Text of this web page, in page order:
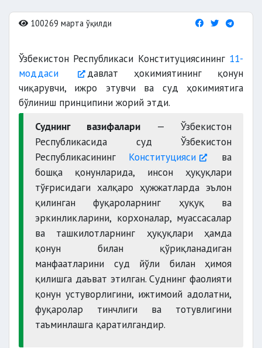
100269 марта ўқилди
Ўзбекистон Республикаси Конституциясининг 11-
моддаси
давлат ҳокимиятининг қонун
чиқарувчи, ижро этувчи ва суд ҳокимиятига
бўлиниш принципини жорий этди.
Суднинг вазифалари — Ўзбекистон
Республикасида суд Ўзбекистон
Республикасининг Конституцияси
ва
бошқа қонунларида, инсон ҳуқуқлари
тўғрисидаги халқаро ҳужжатларда эълон
қилинган фуқароларнинг ҳуқуқ ва
эркинликларини, корхоналар, муассасалар
ва ташкилотларнинг ҳуқуқлари ҳамда
қонун билан қўриқланадиган
манфаатларини суд йўли билан ҳимоя
қилишга даъват этилган. Суднинг фаолияти
қонун устуворлигини, ижтимоий адолатни,
фуқаролар тинчлиги ва тотувлигини
таъминлашга қаратилгандир.